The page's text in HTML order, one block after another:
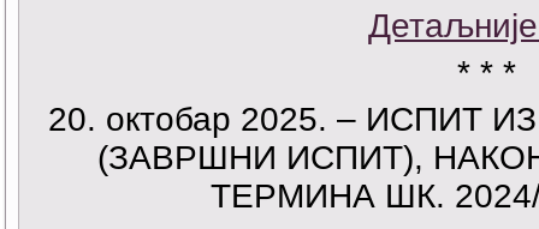
* * *
20. октобар 2025. – ИСПИТ
(ЗАВРШНИ ИСПИТ),
ТЕРМИНА ШК.